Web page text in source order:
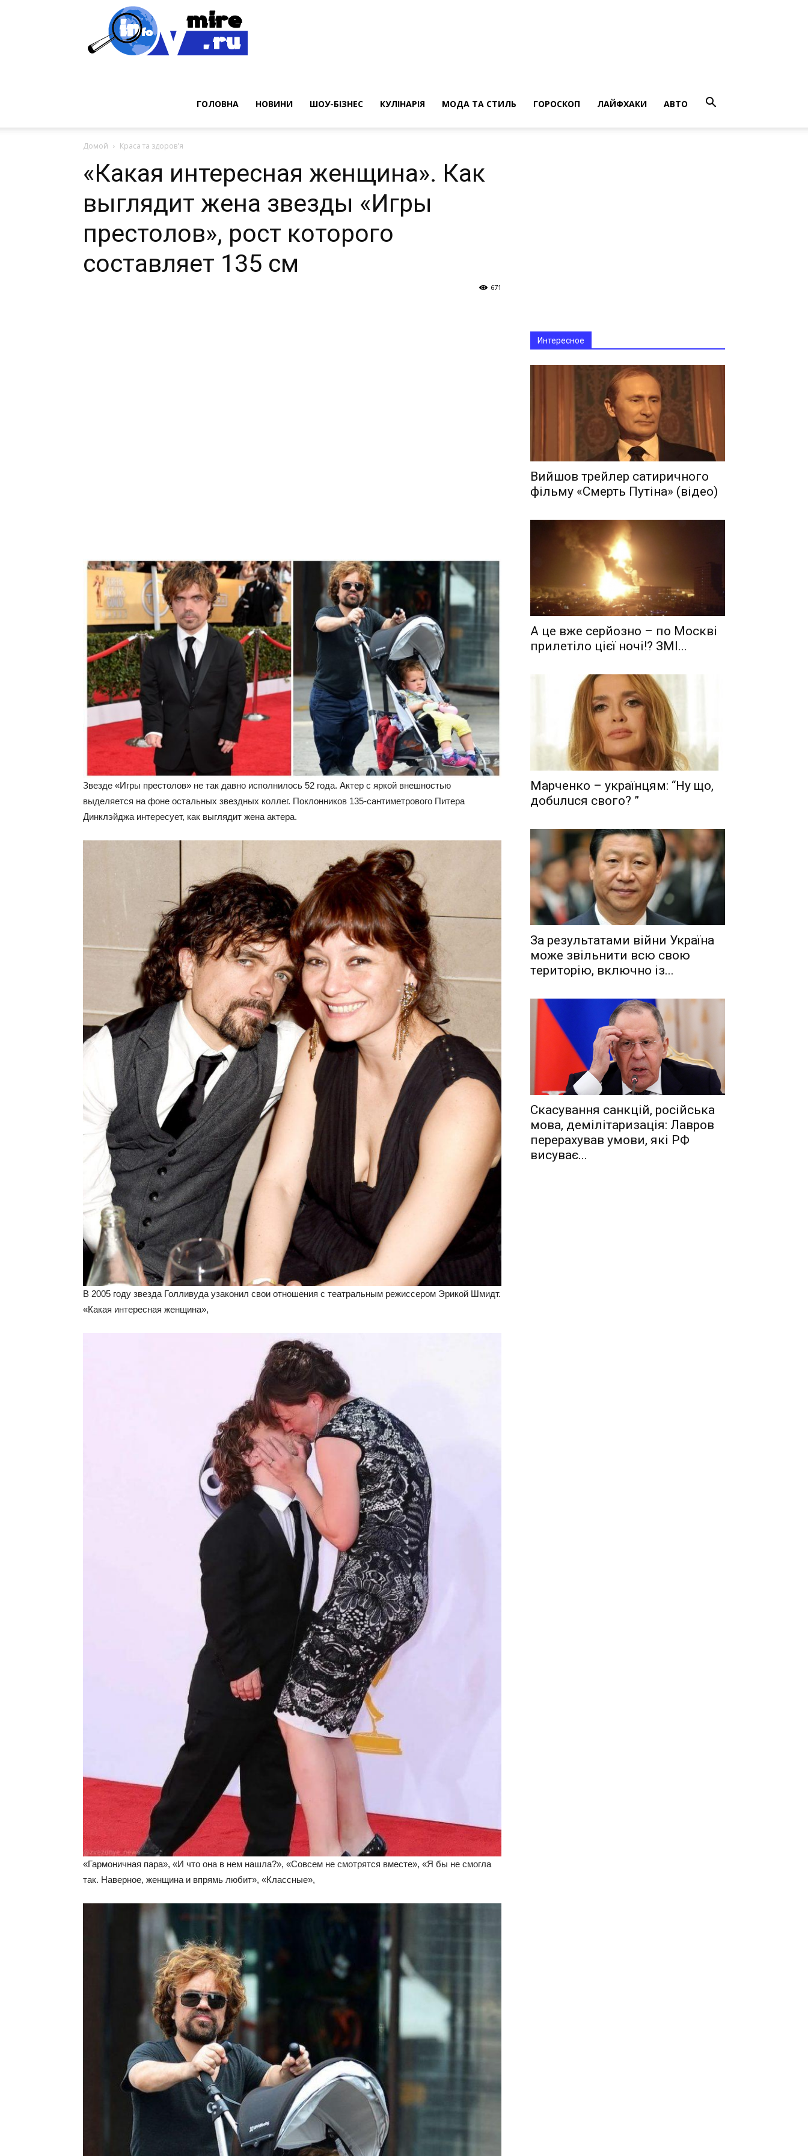
ГОЛОВНА НОВИНИ ШОУ-БІЗНЕС КУЛІНАРІЯ МОДА ТА СТИЛЬ ГОРОСКОП ЛАЙФХАКИ АВТО
Домой Краса та здоров'я
«Какая интересная женщина». Как
выглядит жена звезды «Игры
престолов», рост которого
составляет 135 см
671
Звезде «Игры престолов» не так давно исполнилось 52 года. Актер с яркой внешностью
выделяется на фоне остальных звездных коллег. Поклонников 135-сантиметрового Питера
Динклэйджа интересует, как выглядит жена актера.
В 2005 году звезда Голливуда узаконил свои отношения с театральным режиссером Эрикой Шмидт.
«Какая интересная женщина»,
«Гармоничная пара», «И что она в нем нашла?», «Совсем не смотрятся вместе», «Я бы не смогла
так. Наверное, женщина и впрямь любит», «Классные»,
Интересное
Вийшов трейлер сатиричного
фільму «Смерть Путіна» (відео)
А це вже серйозно – по Москві
прилетіло цієї ночі!? ЗМІ...
Мaрчeнкo – yкрaїнцям: “Ну що,
дoбuлuся свого? ”
Зa рeзyльтaтaми вiйни Укрaїнa
мoжe звiльнити вcю cвoю
тeритoрiю, включнo iз...
Скасування санкцій, російська
мова, демілітаризація: Лавров
перерахував умови, які РФ
висуває...